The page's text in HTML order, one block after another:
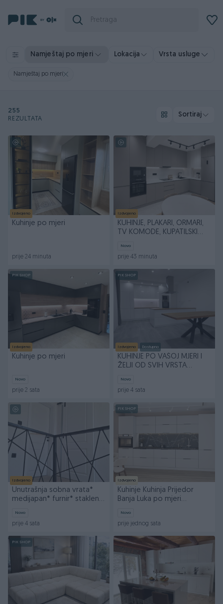
Namještaj po mjeri Lokacija Vrsta usluge
Namještaj po mjeri
255
REZULTATA
Sortiraj
Izdvojeno
Kuhinje po mjeri
prije 24 minuta
Izdvojeno
KUHINJE, PLAKARI, ORMARI,
TV KOMODE, KUPATILSKI
Novo
prije 43 minuta
PIK SHOP
Izdvojeno
Kuhinje po mjeri
Novo
prije 2 sata
PIK SHOP
Izdvojeno Dostupno
KUHINJE PO VAŠOJ MJERI I
ŽELJI OD SVIH VRSTA
Novo
prije 4 sata
Izdvojeno
Unutrašnja sobna vrata*
medijapan* furnir* staklena
Novo
prije 4 sata
PIK SHOP
Izdvojeno
Kuhinje Kuhinja Prijedor
Banja Luka po mjeri
Novo
prije jednog sata
PIK SHOP